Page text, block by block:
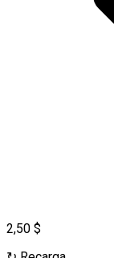
2,50 $